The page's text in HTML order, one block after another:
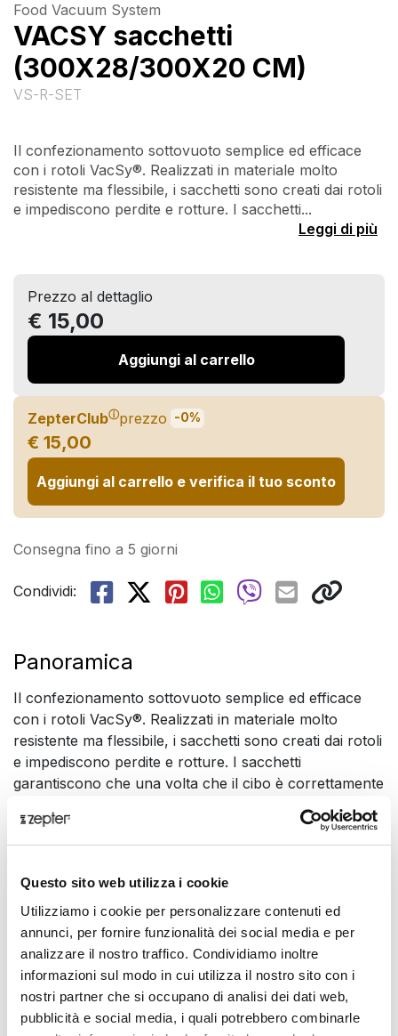
Questo sito web utilizza i cookie
Utilizziamo i cookie per personalizzare contenuti ed
annunci, per fornire funzionalità dei social media e per
analizzare il nostro traffico. Condividiamo inoltre
informazioni sul modo in cui utilizza il nostro sito con i
nostri partner che si occupano di analisi dei dati web,
pubblicità e social media, i quali potrebbero combinarle
Food Vacuum System
VACSY sacchetti
(300X28/300X20 CM)
VS-R-SET
Il confezionamento sottovuoto semplice ed efficace
con i rotoli VacSy®. Realizzati in materiale molto
resistente ma flessibile, i sacchetti sono creati dai rotoli
e impediscono perdite e rotture. I sacchetti...
Leggi di più
Prezzo al dettaglio
€ 15,00
Aggiungi al carrello
ZepterClubⓘprezzo -0%
€ 15,00
Aggiungi al carrello e verifica il tuo sconto
Consegna fino a 5 giorni
Condividi:
Panoramica
Il confezionamento sottovuoto semplice ed efficace
con i rotoli VacSy®. Realizzati in materiale molto
resistente ma flessibile, i sacchetti sono creati dai rotoli
e impediscono perdite e rotture. I sacchetti
garantiscono che una volta che il cibo è correttamente
sigillato, rimane sigillato e fresco - sono flessibili non
solo nei loro materiali, ma anche nei loro numerosi usi
possibili. I sacchetti possono essere messi in
persino nel microonde e sono dotati del sigillo di
approvazione Zepter.
Presentazione
I sacchetti sono impermeabili, senza germi,
resistenti ma flessibili